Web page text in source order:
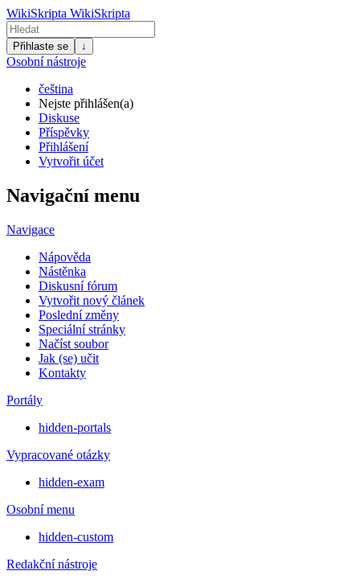
WikiSkripta WikiSkripta
Přihlaste se ↓
Osobní nástroje
čeština
Nejste přihlášen(a)
Diskuse
Příspěvky
Přihlášení
Vytvořit účet
Navigační menu
Navigace
Nápověda
Nástěnka
Diskusní fórum
Vytvořit nový článek
Poslední změny
Speciální stránky
Načíst soubor
Jak (se) učit
Kontakty
Portály
hidden-portals
Vypracované otázky
hidden-exam
Osobní menu
hidden-custom
Redakční nástroje